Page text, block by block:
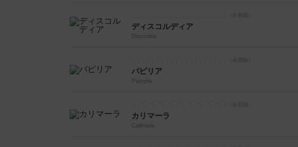
ディスコルディア
Discordia
パピリア
Papyria
カリマーラ
Calimala